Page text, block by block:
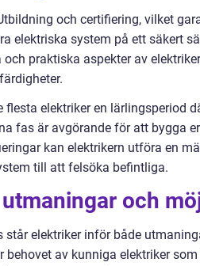
och certifiering, vilket
elektriska system på ett säkert
praktiska aspekter av
elektriker en lärlingsperiod
fas är avgörande för att bygga
kan elektrikern utföra en
till att felsöka befintliga.
och
elektriker inför både
av kunniga elektriker